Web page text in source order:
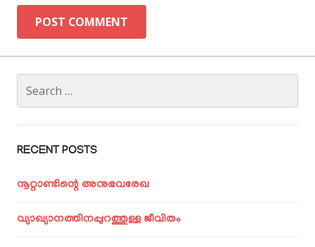
for:
RECENT POSTS
നൂറ്റാണ്ടിന്റെ അനുഭവരേഖ
വ്യാഖ്യാനത്തിനപ്പുറത്തുള്ള ജീവിതം